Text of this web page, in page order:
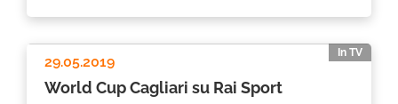
In TV
29.05.2019
World Cup Cagliari su Rai Sport